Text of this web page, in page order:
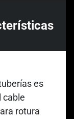
es
cable
rotura